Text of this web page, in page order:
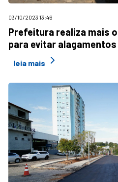
03/10/2023 13:46
Prefeitura realiza mais
para evitar alagamentos
leia mais